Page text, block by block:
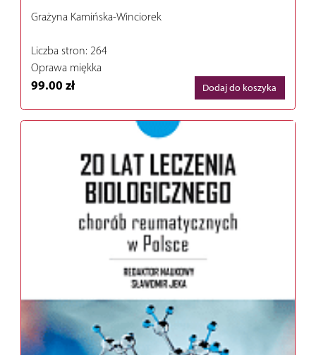
Grażyna Kamińska-Winciorek
Liczba stron: 264
Oprawa miękka
99.00 zł Dodaj do koszyka